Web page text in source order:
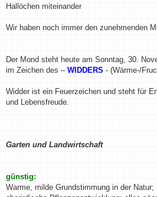
i
a
Hallöchen miteinander
Wir haben noch immer den zunehmenden
Der Mond steht heute am Sonntag, 30.
im Zeichen des – WIDDERS - (Wärme-/
Widder ist ein Feuerzeichen und steht für
und Lebensfreude.
Garten und Landwirtschaft
günstig:
Warme, milde Grundstimmung in der